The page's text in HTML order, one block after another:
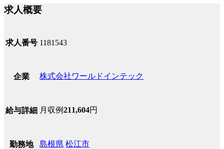
求人概要
求人番号 1181543
企業 株式会社ワールドインテック
給与詳細 月収例211,604円
勤務地 島根県 松江市